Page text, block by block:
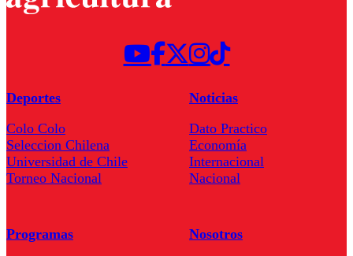
Deportes
Colo Colo
Seleccion Chilena
Universidad de Chile
Torneo Nacional
Noticias
Dato Practico
Economía
Internacional
Nacional
Programas
Nosotros